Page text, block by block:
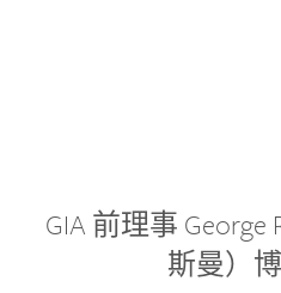
GIA 前理事 George
斯曼）